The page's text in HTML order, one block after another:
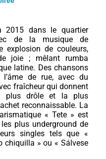
2015 dans le quartier
de la musique de
explosion de couleurs,
joie ; mêlant rumba
latine. Des chansons
de rue, avec du
fraîcheur qui donnent
plus drôle et la plus
reconnaissable. La
« Tete » est
plus underground de
singles tels que «
chiquilla » ou « Sálvese